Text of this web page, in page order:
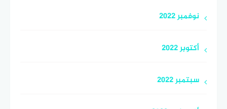
نوفمبر 2022
أكتوبر 2022
سبتمبر 2022